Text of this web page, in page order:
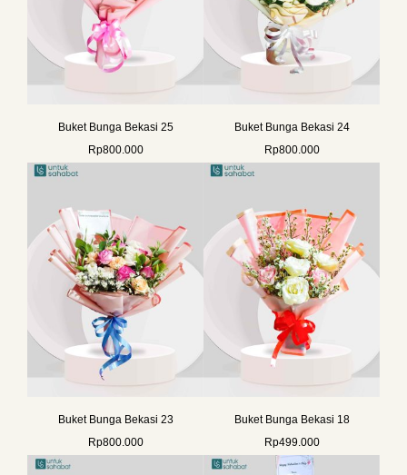
Buket Bunga Bekasi 25
Rp800.000
Buket Bunga Bekasi 24
Rp800.000
Buket Bunga Bekasi 23
Rp800.000
Buket Bunga Bekasi 18
Rp499.000